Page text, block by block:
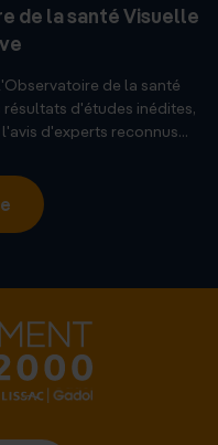
de la santé Visuelle
de la santé
d'études inédites,
d'experts reconnus...